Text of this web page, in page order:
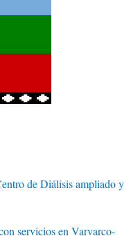
de Diálisis ampliado y
servicios en Varvarco-